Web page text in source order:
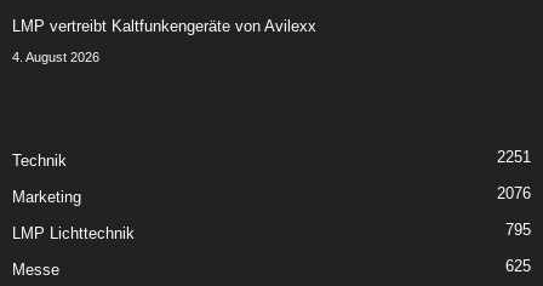
LMP vertreibt Kaltfunkengeräte von Avilexx
4. August 2026
Technik 2251
Marketing 2076
LMP Lichttechnik 795
Messe 625